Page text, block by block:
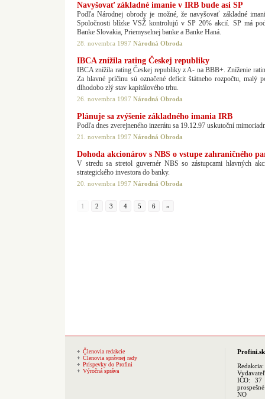
Navyšovať základné imanie v IRB bude asi SP
Podľa Národnej obrody je možné, že navyšovať základné
Spoločnosti blízke VSŽ kontrolujú v SP 20% akcií. SP má
Banke Slovakia, Priemyselnej banke a Banke Haná.
28. novembra 1997 Národná Obroda
IBCA znížila rating Českej republiky
IBCA znížila rating Českej republiky z A- na BBB+. Zníženie
Za hlavné príčinu sú označené deficit štátneho rozpočtu, malý
dlhodobo zlý stav kapitálového trhu.
26. novembra 1997 Národná Obroda
Plánuje sa zvýšenie základného imania IRB
Podľa dnes zverejneného inzerátu sa 19.12.97 uskutoční
21. novembra 1997 Národná Obroda
Dohoda akcionárov s NBS o vstupe zahraničného
V stredu sa stretol guvernér NBS so zástupcami hlavných
strategického investora do banky.
20. novembra 1997 Národná Obroda
1 2 3 4 5 6 »
Členovia redakcie
Členovia správnej rady
Príspevky do Profini
Výročná správa
Profini.sk
Redakcia:
IČO: 37
NO